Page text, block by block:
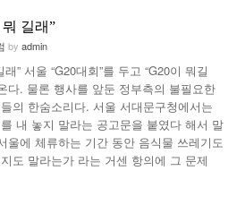
길래”
by admin
” 서울 “G20대회”를 두고 “G20이 뭐길
다. 물론 행사를 앞둔 정부측의 불필요한
의 한숨소리다. 서울 서대문구청에서는
내 놓지 말라는 공고문을 붙였다 해서 말
울에 체류하는 기간 동안 음식물 쓰레기도
도 말라는가 라는 거센 항의에 그 문제